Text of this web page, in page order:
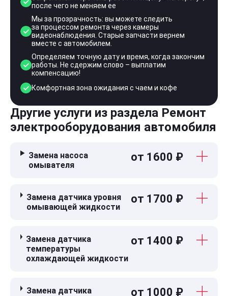
после чего не меняем ее
Мы за прозрачность: вы можете следить
за процессом ремонта через камеры
видеонаблюдения. Старые запчасти вернем
вместе с автомобилем.
Определяем точную дату и время, когда закончим
работы. Не сдержим слово – выплатим
компенсацию!
Комфортная зона ожидания с чаем и кофе
Другие услуги из раздела Ремонт
электрооборудования автомобиля
Замена насоса
омывателя
от 1600 ₽
Замена датчика уровня
омывающей жидкости
от 1700 ₽
Замена датчика
температуры
охлаждающей жидкости
от 1400 ₽
Замена датчика
от 1000 ₽